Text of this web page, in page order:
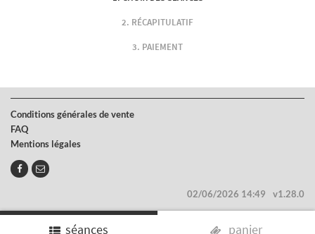
séances panier
RÉCAPITULATIF
PAIEMENT
Conditions générales de vente
FAQ
Mentions légales
02/06/2026 14:49 v1.28.0